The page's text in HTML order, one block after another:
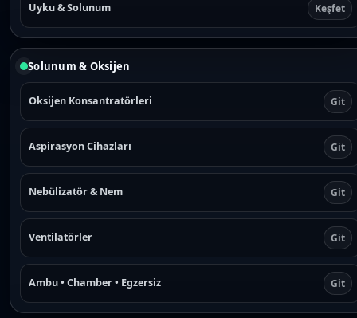
Uyku & Solunum Keşfet
Solunum & Oksijen
Oksijen Konsantratörleri Git
Aspirasyon Cihazları Git
Nebülizatör & Nem Git
Ventilatörler Git
Ambu • Chamber • Egzersiz Git